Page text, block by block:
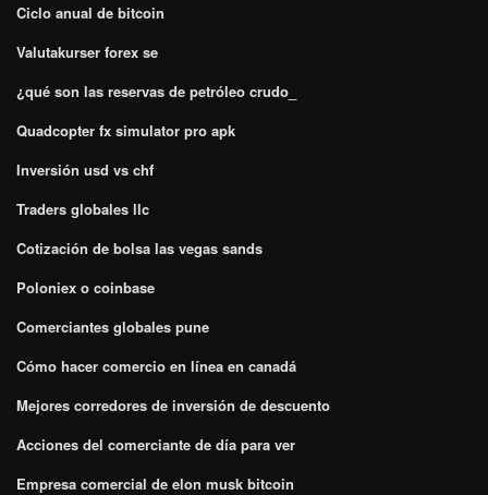
Ciclo anual de bitcoin
Valutakurser forex se
¿qué son las reservas de petróleo crudo_
Quadcopter fx simulator pro apk
Inversión usd vs chf
Traders globales llc
Cotización de bolsa las vegas sands
Poloniex o coinbase
Comerciantes globales pune
Cómo hacer comercio en línea en canadá
Mejores corredores de inversión de descuento
Acciones del comerciante de día para ver
Empresa comercial de elon musk bitcoin